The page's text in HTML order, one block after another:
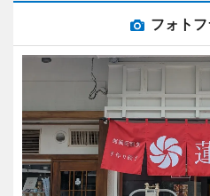
フォト